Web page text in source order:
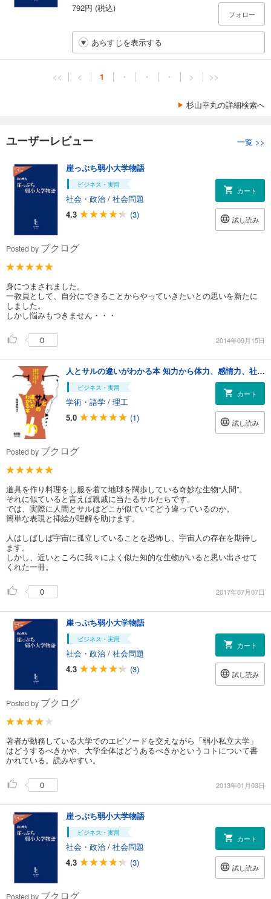
792円 (税込)
フォロー
あらすじを表示する
<< < 1 ・ ・ ・ > >>
杉山幸丸の詳細検索へ
ユーザーレビュー 一覧 >>
崖っぷち弱小大学物語
ビジネス・実用
社会・政治 / 社会問題
4.3
(3)
カート
試し読み
Posted by ブクログ
身につまされました。
一教員として、自分にできることからやっていきたいとの思いを新たに
しました。
しかし悩みもつきません・・・
0 2014年09月15日
人とサルの違いがわかる本 知力から体力、感情力、社会力まで全部比較しました
ビジネス・実用
学術・語学 / 理工
5.0
(1)
カート
試し読み
Posted by ブクログ
道具を作り料理をし服を着て地球を闊歩している奇妙な生物“人間”。
それに似ていると言えば親戚に当たるサルたちです。
では、実際に人間とサルはどこが似ていてどう違っているのか。
簡単な表現と挿絵が理解を助けます。
人はしばしば宇宙に孤立していることを恐怖し、宇宙人の存在を期待し
ます。
しかし、近いところに我々によく似た知的な生物がいると思い出させて
くれた一冊。
0 2017年07月07日
崖っぷち弱小大学物語
ビジネス・実用
社会・政治 / 社会問題
4.3
(3)
カート
試し読み
Posted by ブクログ
著者が勤務している大学でのエピソードを交えながら「弱小私立大学」
はどうするべきかや、大学全体はどうあるべきかというコトについて書
かれている。読みやすい。
0 2013年01月03日
崖っぷち弱小大学物語
ビジネス・実用
社会・政治 / 社会問題
4.3
(3)
カート
試し読み
Posted by ブクログ